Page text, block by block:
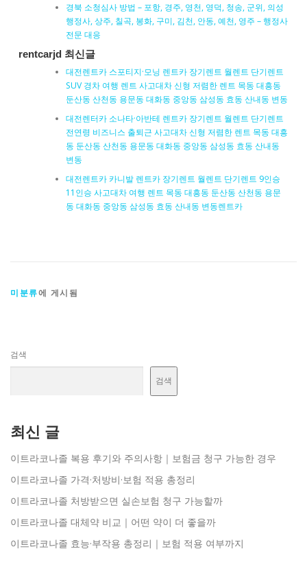
경북 소청심사 방법 – 포항, 경주, 영천, 영덕, 청송, 군위, 의성
행정사, 상주, 칠곡, 봉화, 구미, 김천, 안동, 예천, 영주 – 행정사
전문 대응
rentcarjd 최신글
대전렌트카 스포티지·모닝 렌트카 장기렌트 월렌트 단기렌트
SUV 경차 여행 렌트 사고대차 신형 저렴한 렌트 목동 대흥동
둔산동 산천동 용문동 대화동 중앙동 삼성동 효동 산내동 변동
대전렌터카 소나타·아반테 렌트카 장기렌트 월렌트 단기렌트
전연령 비즈니스 출퇴근 사고대차 신형 저렴한 렌트 목동 대흥
동 둔산동 산천동 용문동 대화동 중앙동 삼성동 효동 산내동
변동
대전렌트카 카니발 렌트카 장기렌트 월렌트 단기렌트 9인승
11인승 사고대차 여행 렌트 목동 대흥동 둔산동 산천동 용문
동 대화동 중앙동 삼성동 효동 산내동 변동렌트카
미분류에 게시됨
검색
검색
최신 글
이트라코나졸 복용 후기와 주의사항｜보험금 청구 가능한 경우
이트라코나졸 가격·처방비·보험 적용 총정리
이트라코나졸 처방받으면 실손보험 청구 가능할까
이트라코나졸 대체약 비교｜어떤 약이 더 좋을까
이트라코나졸 효능·부작용 총정리｜보험 적용 여부까지